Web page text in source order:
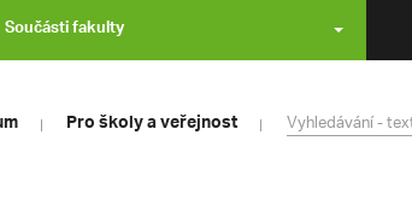
Součásti fakulty
Pro školy a veřejnost